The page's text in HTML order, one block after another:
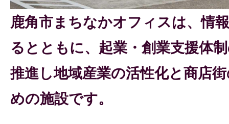
鹿角市まちなかオフィスは、情
るとともに、起業・創業支援体
推進し地域産業の活性化と商店
めの施設です。